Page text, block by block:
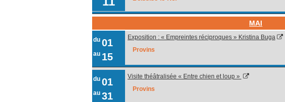
MAI
du 01
au 15
Exposition : « Empreintes réciproques » Kristina Buga
Provins
du 01
au 31
Visite théâtralisée « Entre chien et loup »
Provins